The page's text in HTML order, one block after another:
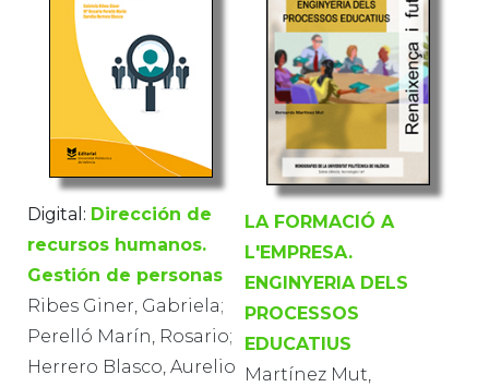
Digital: Dirección de
recursos humanos.
Gestión de personas
Ribes Giner, Gabriela;
Perelló Marín, Rosario;
Herrero Blasco, Aurelio
LA FORMACIÓ A
L'EMPRESA.
ENGINYERIA DELS
PROCESSOS
EDUCATIUS
Martínez Mut,